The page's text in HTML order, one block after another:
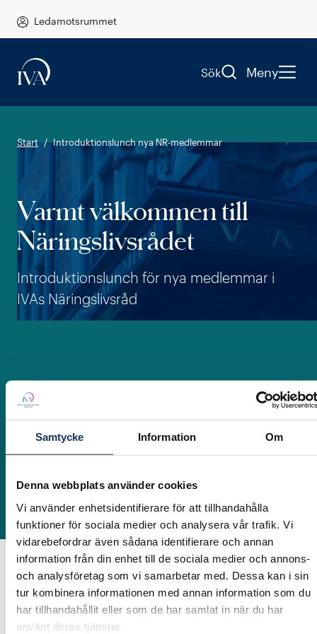
Samtycke Information Om
Denna webbplats använder cookies
Vi använder enhetsidentifierare för att tillhandahålla
funktioner för sociala medier och analysera vår trafik. Vi
vidarebefordrar även sådana identifierare och annan
information från din enhet till de sociala medier och annons-
och analysföretag som vi samarbetar med. Dessa kan i sin
tur kombinera informationen med annan information som du
har tillhandahållit eller som de har samlat in när du har
använt deras tjänster.
Ledamotsrummet
Sök Meny
Start Introduktionslunch nya NR-medlemmar
Varmt välkommen till
Näringslivsrådet
Introduktionslunch för nya medlemmar i
IVAs Näringslivsråd
Event information
DATUM
Torsdag 16 april 2026
TID
- 13:30
IVA Konferenscenter, Grev Turegatan 16,
Stockholm
Den 16 april välkomnar vi våra nya deltagare i
Näringslivsrådet till en introduktionslunch under
ledning av ordförande Håkan Buskhe, vd för
FAM.